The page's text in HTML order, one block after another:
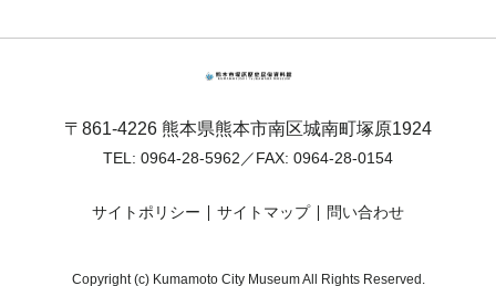
〒861-4226 熊本県熊本市南区城南町塚原1924
TEL: 0964-28-5962 ／FAX: 0964-28-0154
サイトポリシー サイトマップ 問い合わせ
Copyright (c) Kumamoto City Museum All Rights Reserved.